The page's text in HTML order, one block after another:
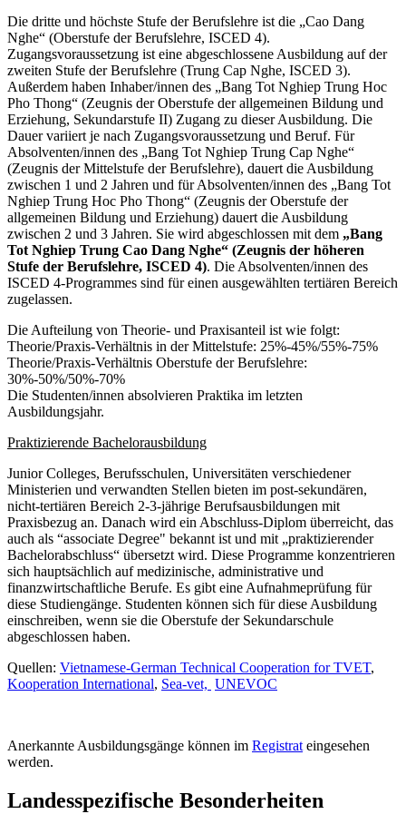
Die dritte und höchste Stufe der Berufslehre ist die „Cao Dang
Nghe“ (Oberstufe der Berufslehre, ISCED 4).
Zugangsvoraussetzung ist eine abgeschlossene Ausbildung auf der
zweiten Stufe der Berufslehre (Trung Cap Nghe, ISCED 3).
Außerdem haben Inhaber/innen des „Bang Tot Nghiep Trung Hoc
Pho Thong“ (Zeugnis der Oberstufe der allgemeinen Bildung und
Erziehung, Sekundarstufe II) Zugang zu dieser Ausbildung. Die
Dauer variiert je nach Zugangsvoraussetzung und Beruf. Für
Absolventen/innen des „Bang Tot Nghiep Trung Cap Nghe“
(Zeugnis der Mittelstufe der Berufslehre), dauert die Ausbildung
zwischen 1 und 2 Jahren und für Absolventen/innen des „Bang Tot
Nghiep Trung Hoc Pho Thong“ (Zeugnis der Oberstufe der
allgemeinen Bildung und Erziehung) dauert die Ausbildung
zwischen 2 und 3 Jahren. Sie wird abgeschlossen mit dem „Bang
Tot Nghiep Trung Cao Dang Nghe“ (Zeugnis der höheren
Stufe der Berufslehre, ISCED 4). Die Absolventen/innen des
ISCED 4-Programmes sind für einen ausgewählten tertiären Bereich
zugelassen.
Die Aufteilung von Theorie- und Praxisanteil ist wie folgt:
Theorie/Praxis-Verhältnis in der Mittelstufe: 25%-45%/55%-75%
Theorie/Praxis-Verhältnis Oberstufe der Berufslehre:
30%-50%/50%-70%
Die Studenten/innen absolvieren Praktika im letzten
Ausbildungsjahr.
Praktizierende Bachelorausbildung
Junior Colleges, Berufsschulen, Universitäten verschiedener
Ministerien und verwandten Stellen bieten im post-sekundären,
nicht-tertiären Bereich 2-3-jährige Berufsausbildungen mit
Praxisbezug an. Danach wird ein Abschluss-Diplom überreicht, das
auch als “associate Degree" bekannt ist und mit „praktizierender
Bachelorabschluss“ übersetzt wird. Diese Programme konzentrieren
sich hauptsächlich auf medizinische, administrative und
finanzwirtschaftliche Berufe. Es gibt eine Aufnahmeprüfung für
diese Studiengänge. Studenten können sich für diese Ausbildung
einschreiben, wenn sie die Oberstufe der Sekundarschule
abgeschlossen haben.
Quellen: Vietnamese-German Technical Cooperation for TVET,
Kooperation International, Sea-vet, UNEVOC
Anerkannte Ausbildungsgänge können im Registrat eingesehen
werden.
Landesspezifische Besonderheiten